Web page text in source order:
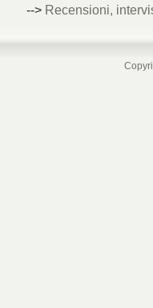
--> Recensioni,